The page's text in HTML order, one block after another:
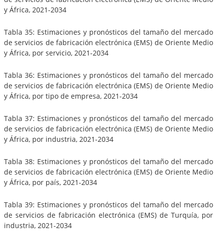
y África, 2021-2034
Tabla 35: Estimaciones y pronósticos del tamaño del mercado
de servicios de fabricación electrónica (EMS) de Oriente Medio
y África, por servicio, 2021-2034
Tabla 36: Estimaciones y pronósticos del tamaño del mercado
de servicios de fabricación electrónica (EMS) de Oriente Medio
y África, por tipo de empresa, 2021-2034
Tabla 37: Estimaciones y pronósticos del tamaño del mercado
de servicios de fabricación electrónica (EMS) de Oriente Medio
y África, por industria, 2021-2034
Tabla 38: Estimaciones y pronósticos del tamaño del mercado
de servicios de fabricación electrónica (EMS) de Oriente Medio
y África, por país, 2021-2034
Tabla 39: Estimaciones y pronósticos del tamaño del mercado
de servicios de fabricación electrónica (EMS) de Turquía, por
industria, 2021-2034